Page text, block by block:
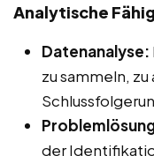
Analytische
Datenanalyse:
zu sammeln,
der